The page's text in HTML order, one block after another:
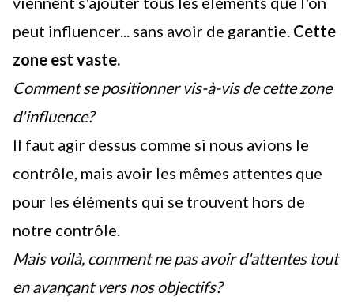
peut influencer... sans avoir de garantie. Cette
zone est vaste.
Comment se positionner vis-à-vis de cette zone
d'influence?
Il faut agir dessus comme si nous avions le
contrôle, mais avoir les mêmes attentes que
pour les éléments qui se trouvent hors de
notre contrôle.
Mais voilà, comment ne pas avoir d'attentes tout
en avançant vers nos objectifs?